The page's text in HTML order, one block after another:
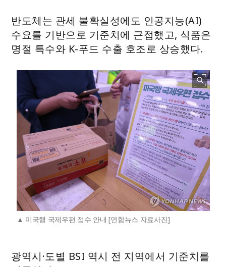
반도체는 관세 불확실성에도 인공지능(AI)
수요를 기반으로 기준치에 근접했고, 식품은
명절 특수와 K-푸드 수출 호조로 상승했다.
미국행 국제우편 접수 안내 [연합뉴스 자료사진]
광역시·도별 BSI 역시 전 지역에서 기준치를